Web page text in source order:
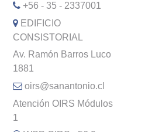
+56 - 35 - 2337001
EDIFICIO
CONSISTORIAL
Av. Ramón Barros Luco
1881
oirs@sanantonio.cl
Atención OIRS Módulos
1